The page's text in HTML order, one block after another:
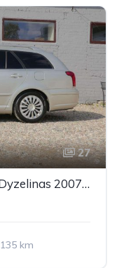
27
Toyota Avensis nuo 56 €/ mėn Dyzelinas 2007m. Universalas Mechaninė
km